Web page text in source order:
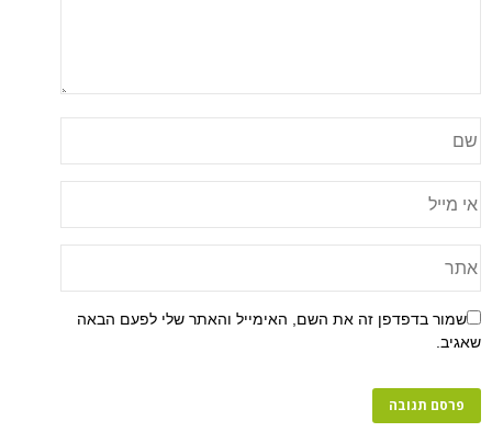
שמור בדפדפן זה את השם, האימייל והאתר שלי לפעם הבאה
שאגיב.